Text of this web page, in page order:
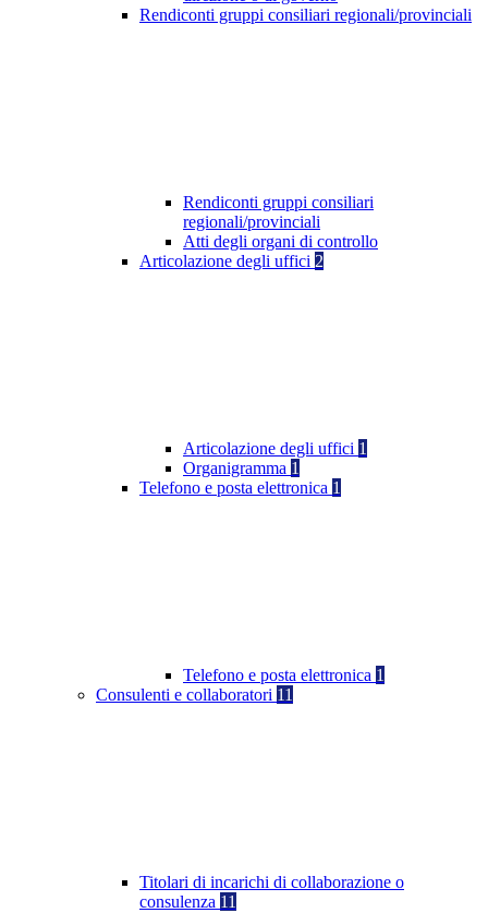
Rendiconti gruppi consiliari regionali/provinciali
Rendiconti gruppi consiliari
regionali/provinciali
Atti degli organi di controllo
Articolazione degli uffici 2
Articolazione degli uffici 1
Organigramma 1
Telefono e posta elettronica 1
Telefono e posta elettronica 1
Consulenti e collaboratori 11
Titolari di incarichi di collaborazione o
consulenza 11